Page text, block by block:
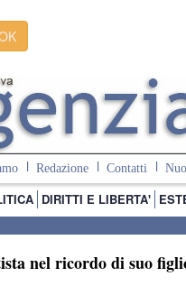
Redazione Contatti
DIRITTI E LIBERTA'
nel ricordo di suo